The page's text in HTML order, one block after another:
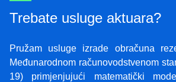
Trebate usluge aktuara?
Pružam usluge izrade obračuna
Međunarodnom računovodstvenom
19) primjenjujući matematički